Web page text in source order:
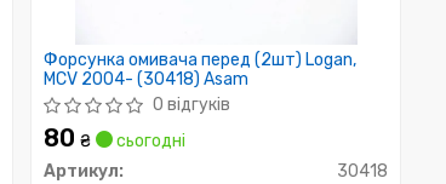
Форсунка омивача перед (2шт) Logan,
MCV 2004- (30418) Asam
0 відгуків
80₴
сьогодні
Артикул:
30418